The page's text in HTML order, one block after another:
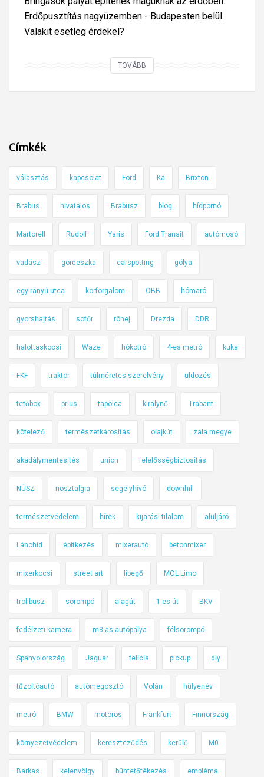
t
ü
e
t
t
j
u
m
e
g
a
B
l
a
ú
j
a
é
Erdőpusztítás nagyüzemben - Budapesten belül.
Valakit esetleg érdekel?
TOVÁBB
l
r
y
e
z
t
k
á
r
í
t
á
s
a
2
.
r
e
e
r
ő
e
n
(
S
Címkék
választás kapcsolat Ford Ka Brixton
Brabus hivatalos Brabusz blog hídpornó
Martorell Rudolf Yaris Ford Transit autómosó
vadász gördeszka carspotting gólya
egyirányú utca körforgalom OBB hómaró
gyorshajtás sofőr röhej Drezda DDR
halottaskocsi Waze hókotró 4-es metró kuka
FKF traktor túlméretes szerelvény üldözés
tetőbox prius tapolca királynő Trabant
kötelező természetkárosítás olajkút zala megye
akadálymentesítés union felelősségbiztosítás
NÚSZ nosztalgia segélyhívó downhill
természetvédelem hírek kijárási tilalom aluljáró
Lánchíd építkezés mixerautó betonmixer
mixerkocsi street art libegő MOL Limo
trolibusz sorompó alagút 1-es út BKV
fedélzeti kamera m3-as autópálya félsorompó
Spanyolország Jaguar felicia pickup diy
tűzoltóautó autómegosztó Volán hülyenév
metró BMW motoros Frankfurt Finnország
környezetvédelem kereszteződés kerülő M0
Barkas kelenvölgy büntetőfékezés embléma